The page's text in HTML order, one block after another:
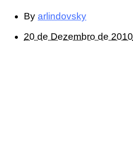
By arlindovsky
20 de Dezembro de 2010